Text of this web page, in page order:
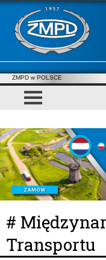
ZMPD w POLSCE
#
Transportu